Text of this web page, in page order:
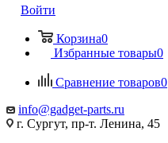
Войти
Корзина0
Избранные товары0
Сравнение товаров0
info@gadget-parts.ru
г. Сургут, пр-т. Ленина, 45